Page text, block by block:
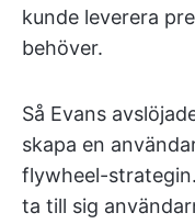
kunde leverera
behöver.
Så Evans
skapa en
flywheel-
ta till sig